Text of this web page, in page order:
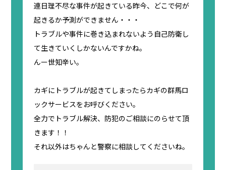
連日理不尽な事件が起きている昨今、どこで何が
起きるか予測ができません・・・
トラブルや事件に巻き込まれないよう自己防衛し
て生きていくしかないんですかね。
んー世知辛い。
カギにトラブルが起きてしまったらカギの群馬ロ
ックサービスをお呼びください。
全力でトラブル解決、防犯のご相談にのらせて頂
きます！！
それ以外はちゃんと警察に相談してくださいね。